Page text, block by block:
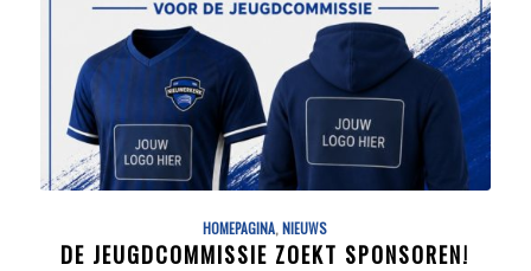
HOMEPAGINA,NIEUWS
DE JEUGDCOMMISSIE ZOEKT SPONSOREN!